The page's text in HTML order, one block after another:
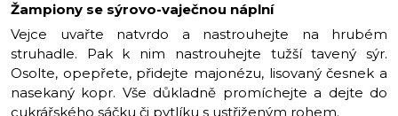
Žampiony se sýrovo-vaječnou náplní
Vejce uvařte natvrdo a nastrouhejte na hrubém
struhadle. Pak k nim nastrouhejte tužší tavený sýr.
Osolte, opepřete, přidejte majonézu, lisovaný česnek a
nasekaný kopr. Vše důkladně promíchejte a dejte do
cukrářského sáčku či pytlíku s ustřiženým rohem.